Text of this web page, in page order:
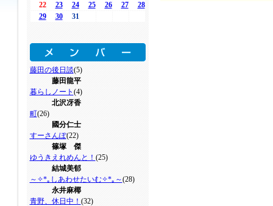
22
23 24 25 26 27
28
29
30 31
藤田の後日談(5)
藤田龍平
暮らしノート (4)
北沢冴香
町(26)
國分仁士
すーさんぽ(22)
篠塚 傑
ゆうきえれめんと！ (25)
結城美郁
～✧*｡しあわせたいむ✧*｡～(28)
永井麻椰
青野、休日中！ (32)